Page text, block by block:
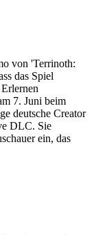
von 'Terrinoth:
das Spiel
7. Juni beim
deutsche Creator
DLC. Sie
ein, das